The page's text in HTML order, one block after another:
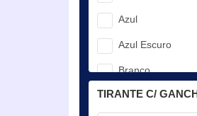
Azul
Azul Escuro
Branco
Laranja
TIRANTE C/